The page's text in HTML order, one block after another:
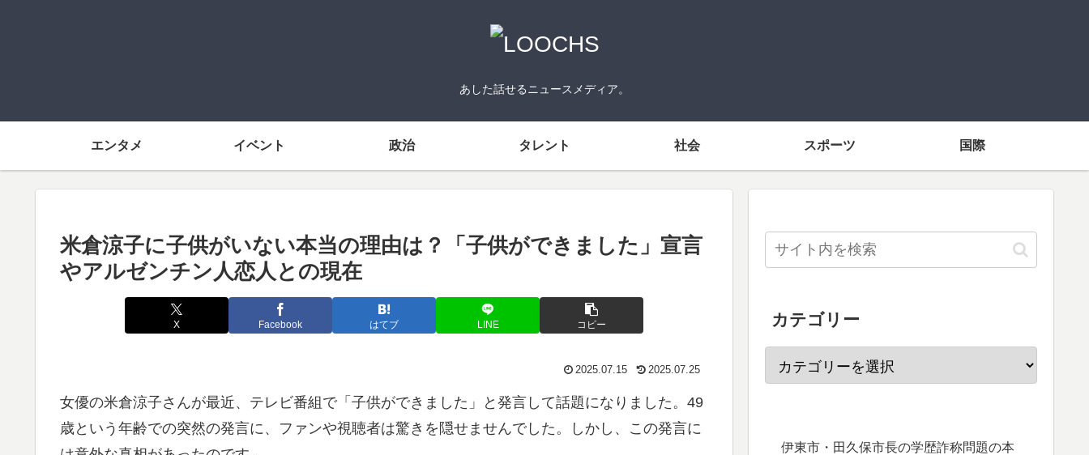
あした話せるニュースメディア。
エンタメ イベント 政治 タレント 社会 スポーツ 国際
米倉涼子に子供がいない本当の理由は？「子供ができました」宣言
やアルゼンチン人恋人との現在
X Facebook はてブ LINE コピー
2025.07.15 2025.07.25
女優の米倉涼子さんが最近、テレビ番組で「子供ができました」と発言して話題になりました。49
歳という年齢での突然の発言に、ファンや視聴者は驚きを隠せませんでした。しかし、この発言に
カテゴリー
伊東市・田久保市長の学歴詐称問題の本